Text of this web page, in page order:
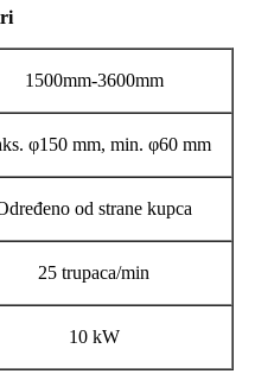
1500mm-3600mm
φ150 mm, min. φ60 mm
od strane kupca
25 trupaca/min
10 kW